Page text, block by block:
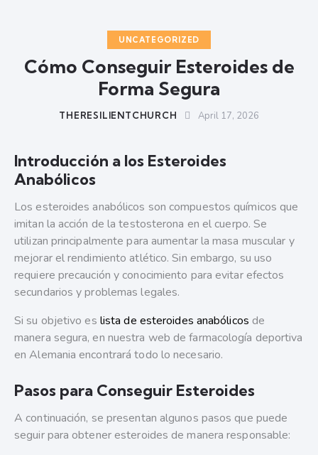
UNCATEGORIZED
Cómo Conseguir Esteroides de
Forma Segura
THERESILIENTCHURCH April 17, 2026
Introducción a los Esteroides
Anabólicos
Los esteroides anabólicos son compuestos químicos que
imitan la acción de la testosterona en el cuerpo. Se
utilizan principalmente para aumentar la masa muscular y
mejorar el rendimiento atlético. Sin embargo, su uso
requiere precaución y conocimiento para evitar efectos
secundarios y problemas legales.
Si su objetivo es lista de esteroides anabólicos de
manera segura, en nuestra web de farmacología deportiva
en Alemania encontrará todo lo necesario.
Pasos para Conseguir Esteroides
A continuación, se presentan algunos pasos que puede
seguir para obtener esteroides de manera responsable: